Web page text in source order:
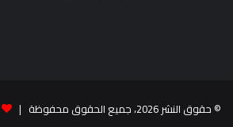
© حقوق النشر 2026، جميع الحقوق محفوظة |